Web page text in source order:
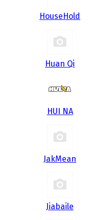
HouseHold
Huan Qi
HUI NA
JakMean
Jiabaile